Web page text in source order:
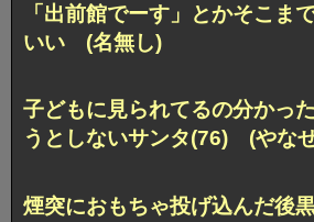
「出前館でーす」とかそこま
いい (名無し)
子どもに見られてるの分かっ
うとしないサンタ(76) (やな
煙突におもちゃ投げ込んだ後